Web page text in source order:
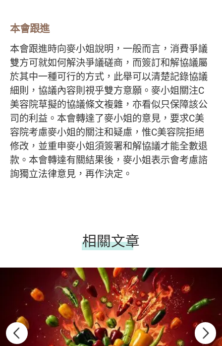
本會跟進
本會跟進時向麥小姐說明，一般而言，消費爭議
雙方可就如何解決爭議磋商，而簽訂和解協議屬
於其中一種可行的方式，此舉可以清楚記錄協議
細則，協議內容則視乎雙方意願。麥小姐關注C
美容院草擬的協議條文複雜，亦看似只保障該公
司的利益。本會轉達了麥小姐的意見，要求C美
容院考慮麥小姐的關注和疑慮，惟C美容院拒絕
修改，並重申麥小姐須簽署和解協議才能全數退
款。本會轉達有關結果後，麥小姐表示會考慮諮
詢獨立法律意見，再作決定。
相關文章